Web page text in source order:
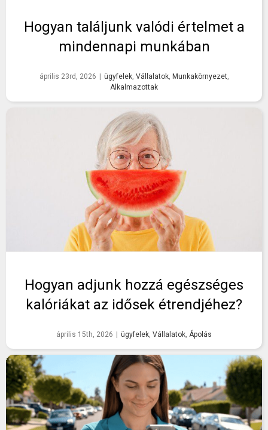
Hogyan találjunk valódi értelmet a
mindennapi munkában
április 23rd, 2026 ügyfelek, Vállalatok, Munkakörnyezet,
Alkalmazottak
Hogyan adjunk hozzá egészséges
kalóriákat az idősek étrendjéhez?
április 15th, 2026 ügyfelek, Vállalatok, Ápolás